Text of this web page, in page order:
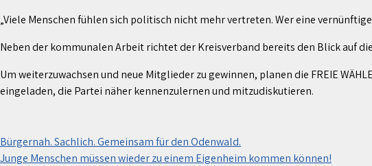
„Viele Menschen fühlen sich politisch nicht mehr vertreten. Wer eine
Neben der kommunalen Arbeit richtet der Kreisverband bereits den Blick auf
Um weiterzuwachsen und neue Mitglieder zu gewinnen, planen die FREIE
eingeladen, die Partei näher kennenzulernen und mitzudiskutieren.
Beitragsnavigation
Bürgernah. Sachlich. Gemeinsam für den Odenwald.
Junge Menschen müssen wieder zu einem Eigenheim kommen können!